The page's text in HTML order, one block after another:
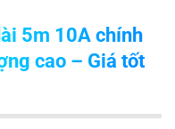
5m 10A chính
cao – Giá tốt